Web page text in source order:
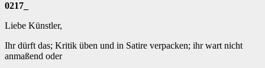
0217_
Liebe Künstler,
Ihr dürft das; Kritik üben und in Satire verpacken; ihr wart nicht
anmaßend oder